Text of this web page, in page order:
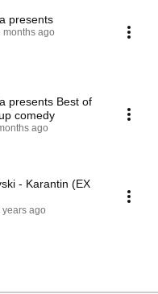
presents
months ago
presents Best of
comedy
ago
- Karantin (EX
years ago